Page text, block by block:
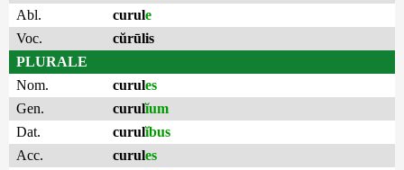
Abl.
curule
Voc.
cŭrūlis
PLURALE
Nom.
curules
Gen.
curulĭum
Dat.
curulĭbus
Acc.
curules